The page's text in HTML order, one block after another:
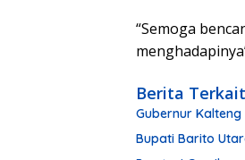
“Semoga
Berita Terkait
Gubernur
Bupati Barito